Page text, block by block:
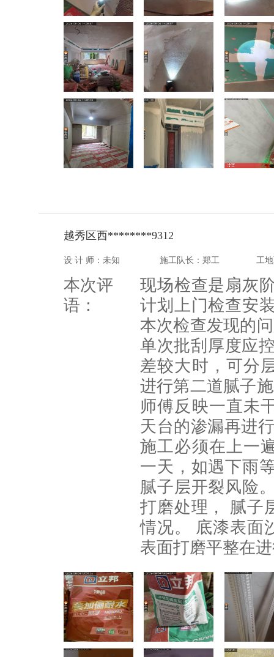
越秀区西********9312
设 计 师：未知 施工队长：郑工 工
本次评
语：
现场检查是扇灰
计划上门检查安
本次检查发现的
单次批刮厚度应
差较大时，可分
进行第二道腻子
师傅反映一直未
天台的渗漏再进
施工必须在上一
一天，如遇下雨
腻子层开裂风险
打磨处理， 腻子
情况。 底漆表面
表面打磨平整在